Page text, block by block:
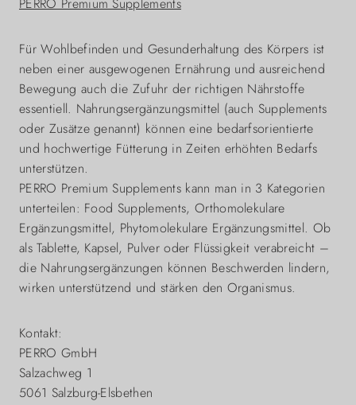
PERRO Premium Supplements
Für Wohlbefinden und Gesunderhaltung des Körpers ist
neben einer ausgewogenen Ernährung und ausreichend
Bewegung auch die Zufuhr der richtigen Nährstoffe
essentiell. Nahrungsergänzungsmittel (auch Supplements
oder Zusätze genannt) können eine bedarfsorientierte
und hochwertige Fütterung in Zeiten erhöhten Bedarfs
unterstützen.
PERRO Premium Supplements kann man in 3 Kategorien
unterteilen: Food Supplements, Orthomolekulare
Ergänzungsmittel, Phytomolekulare Ergänzungsmittel. Ob
als Tablette, Kapsel, Pulver oder Flüssigkeit verabreicht –
die Nahrungsergänzungen können Beschwerden lindern,
wirken unterstützend und stärken den Organismus.
Kontakt:
PERRO GmbH
Salzachweg 1
5061 Salzburg-Elsbethen